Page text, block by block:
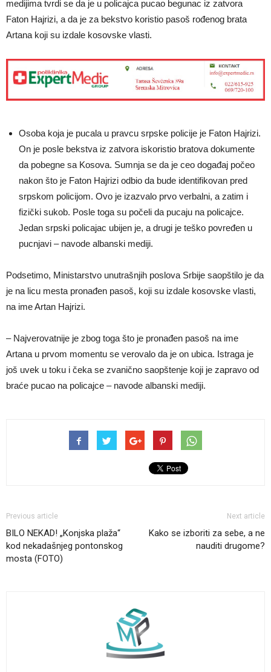
medijima tvrdi se da je u policajca pucao begunac iz zatvora
Faton Hajrizi, a da je za bekstvo koristio pasoš rođenog brata
Artana koji su izdale kosovske vlasti.
Osoba koja je pucala u pravcu srpske policije je Faton Hajrizi.
On je posle bekstva iz zatvora iskoristio bratova dokumente
da pobegne sa Kosova. Sumnja se da je ceo događaj počeo
nakon što je Faton Hajrizi odbio da bude identifikovan pred
srpskom policijom. Ovo je izazvalo prvo verbalni, a zatim i
fizički sukob. Posle toga su počeli da pucaju na policajce.
Jedan srpski policajac ubijen je, a drugi je teško povređen u
pucnjavi – navode albanski mediji.
Podsetimo, Ministarstvo unutrašnjih poslova Srbije saopštilo je da
je na licu mesta pronađen pasoš, koji su izdale kosovske vlasti,
na ime Artan Hajrizi.
– Najverovatnije je zbog toga što je pronađen pasoš na ime
Artana u prvom momentu se verovalo da je on ubica. Istraga je
još uvek u toku i čeka se zvanično saopštenje koji je zapravo od
braće pucao na policajce – navode albanski mediji.
Previous article
BILO NEKAD! „Konjska plaža“
kod nekadašnjeg pontonskog
mosta (FOTO)
Next article
Kako se izboriti za sebe, a ne
nauditi drugome?